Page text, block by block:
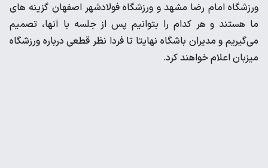
ورزشگاه امام رضا مشهد و ورزشگاه فولادشهر اصفهان گزینه های
ما هستند و هر کدام را بتوانیم پس از جلسه با آنها، تصمیم
می‌گیریم و مدیران باشگاه نهایتا تا فردا نظر قطعی درباره ورزشگاه
میزبان اعلام خواهند کرد.